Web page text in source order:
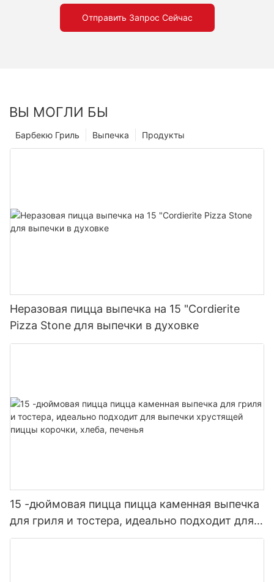
Отправить Запрос Сейчас
ВЫ МОГЛИ БЫ
Продукты
Выпечка
Барбекю Гриль
Неразовая пицца выпечка на 15 "Cordierite
Pizza Stone для выпечки в духовке
15 -дюймовая пицца пицца каменная выпечка
для гриля и тостера, идеально подходит для
выпечки хрустящей пиццы корочки, хлеба,